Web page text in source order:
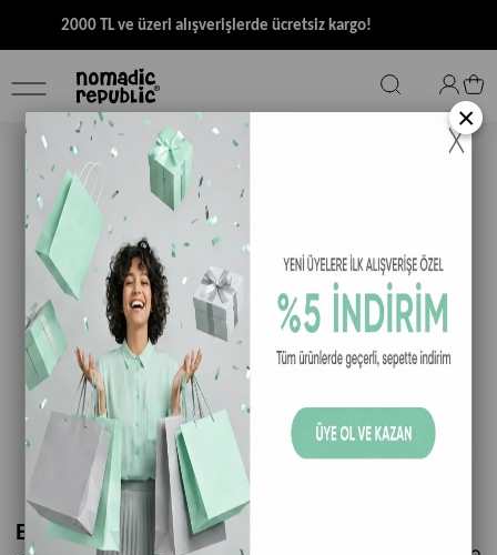
2000 TL ve üzeri alışverişlerde ücretsiz kargo!
Bohonomad Athens Kadın Terlik - Altın
×